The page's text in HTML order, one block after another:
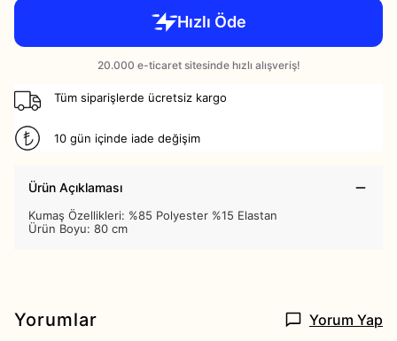
Tüm siparişlerde ücretsiz kargo
10 gün içinde iade değişim
Ürün Açıklaması
Kumaş Özellikleri: %85 Polyester %15 Elastan
Ürün Boyu: 80 cm
Yorumlar Yorum Yap